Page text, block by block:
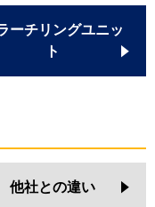
ーチリングユニッ
ト
他社との違い